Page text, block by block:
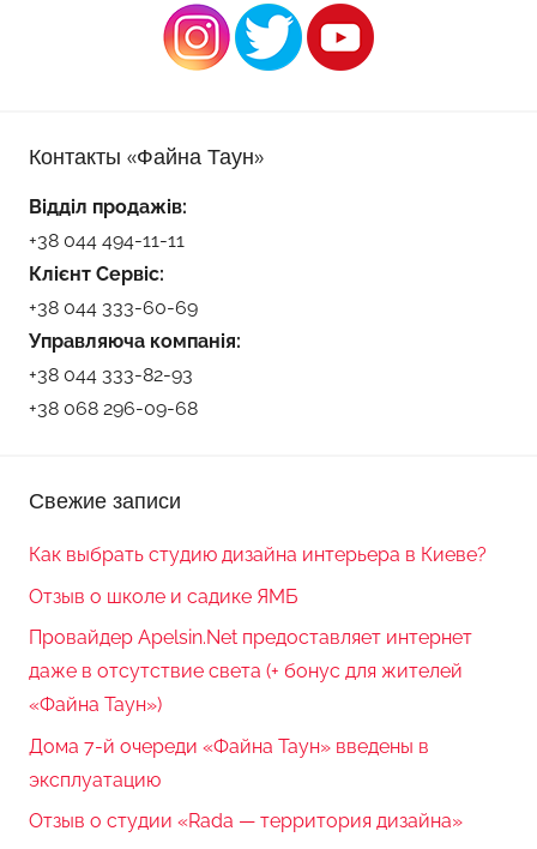
Контакты «Файна Таун»
Відділ продажів:
+38 044 494-11-11
Клієнт Сервіс:
+38 044 333-60-69
Управляюча компанія:
+38 044 333-82-93
+38 068 296-09-68
Свежие записи
Как выбрать студию дизайна интерьера в Киеве?
Отзыв о школе и садике ЯМБ
Провайдер Apelsin.Net предоставляет интернет
даже в отсутствие света (+ бонус для жителей
«Файна Таун»)
Дома 7-й очереди «Файна Таун» введены в
эксплуатацию
Отзыв о студии «Rada — территория дизайна»